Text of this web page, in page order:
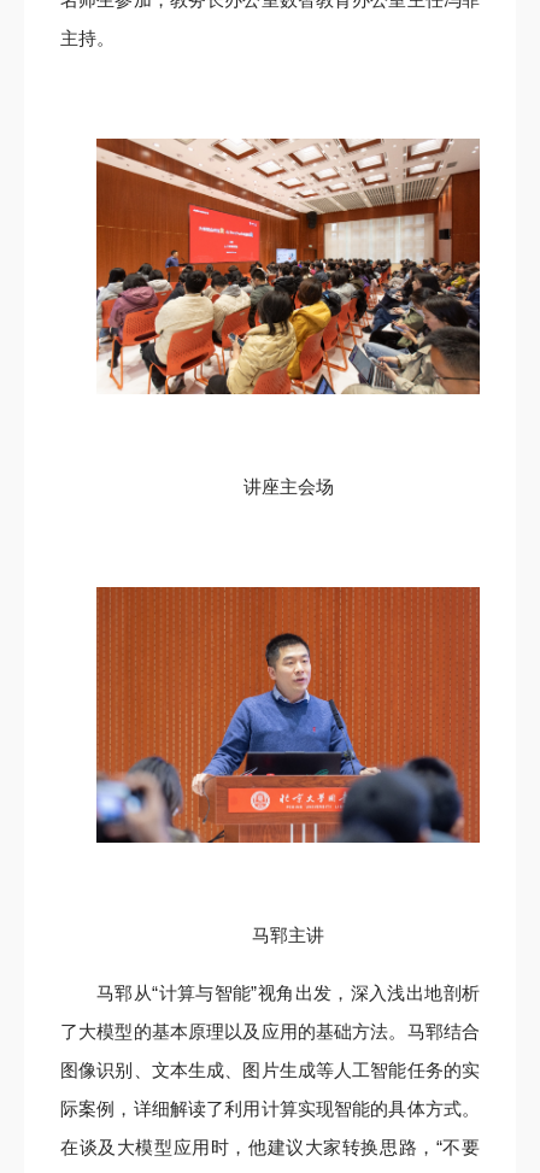
主持。
讲座主会场
马郓主讲
马郓从“计算与智能”视角出发，深入浅出地剖析
了大模型的基本原理以及应用的基础方法。马郓结合
图像识别、文本生成、图片生成等人工智能任务的实
际案例，详细解读了利用计算实现智能的具体方式。
在谈及大模型应用时，他建议大家转换思路，“不要